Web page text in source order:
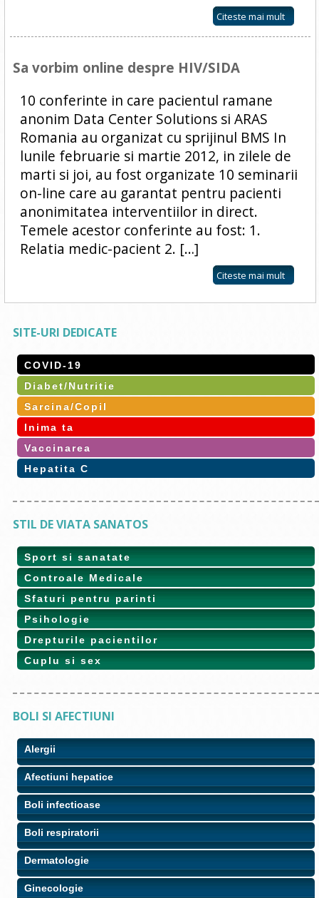
Citeste mai mult
Sa vorbim online despre HIV/SIDA
10 conferinte in care pacientul ramane
anonim Data Center Solutions si ARAS
Romania au organizat cu sprijinul BMS In
lunile februarie si martie 2012, in zilele de
marti si joi, au fost organizate 10 seminarii
on-line care au garantat pentru pacienti
anonimitatea interventiilor in direct.
Temele acestor conferinte au fost: 1.
Relatia medic-pacient 2. […]
Citeste mai mult
SITE-URI DEDICATE
COVID-19
Diabet/Nutritie
Sarcina/Copil
Inima ta
Vaccinarea
Hepatita C
STIL DE VIATA SANATOS
Sport si sanatate
Controale Medicale
Sfaturi pentru parinti
Psihologie
Drepturile pacientilor
Cuplu si sex
BOLI SI AFECTIUNI
Alergii
Afectiuni hepatice
Boli infectioase
Boli respiratorii
Dermatologie
Ginecologie